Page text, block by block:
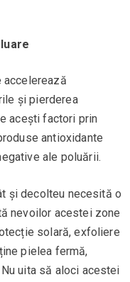
accelerează
și pierderea
acești factori prin
antioxidante
ale poluării.
și decolteu necesită o
nevoilor acestei zone
solară, exfoliere
pielea fermă,
uita să aloci acestei